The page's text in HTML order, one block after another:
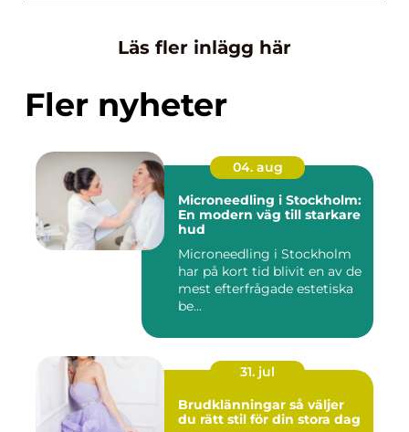
Läs fler inlägg här
Fler nyheter
04. aug
Microneedling i Stockholm:
En modern väg till starkare
hud
Microneedling i Stockholm
har på kort tid blivit en av de
mest efterfrågade estetiska
be...
31. jul
Brudklänningar så väljer
du rätt stil för din stora dag